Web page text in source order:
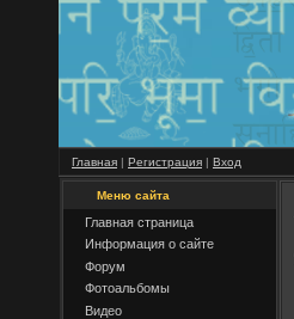
Главная | Регистрация | Вход
Меню сайта
Главная страница
Информация о сайте
Форум
Фотоальбомы
Видео